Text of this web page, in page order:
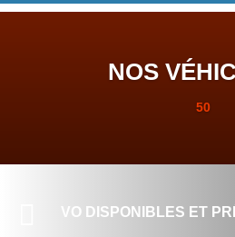
NOS
50
VO DISPONIBLES ET